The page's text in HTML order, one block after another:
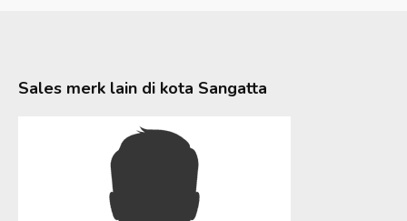
Sales merk lain di kota Sangatta